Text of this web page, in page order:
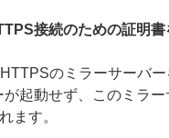
接続のための証明
のミラーサーバ
起動せず、このミラ
ます。